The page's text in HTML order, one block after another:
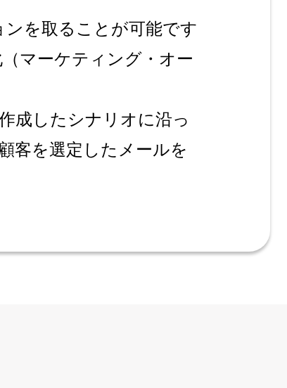
を取ることが可能です
マーケティング・オー
成したシナリオに沿っ
客を選定したメールを